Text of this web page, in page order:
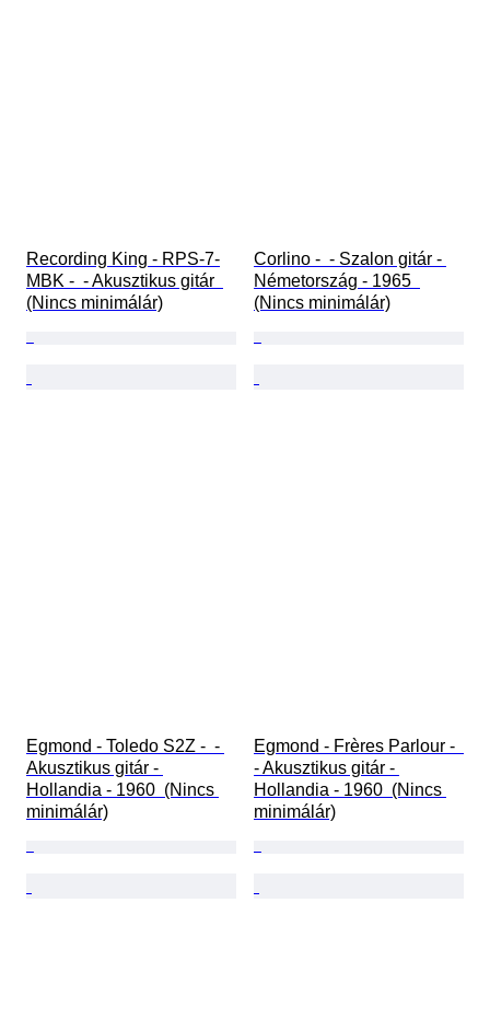
Recording King - RPS-7-
MBK -  - Akusztikus gitár
(Nincs minimálár)
Corlino -  - Szalon gitár -
Németország - 1965
(Nincs minimálár)
Egmond - Toledo S2Z -  -
Akusztikus gitár -
Hollandia - 1960  (Nincs
minimálár)
Egmond - Frères Parlour -
- Akusztikus gitár -
Hollandia - 1960  (Nincs
minimálár)